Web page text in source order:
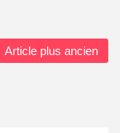
Article plus ancien